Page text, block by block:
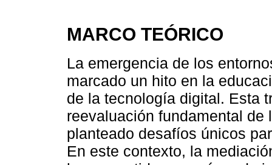
MARCO TEÓRICO
La emergencia de los
marcado un hito en la
de la tecnología digital. Esta
reevaluación fundamental
planteado desafíos únicos
En este contexto, la